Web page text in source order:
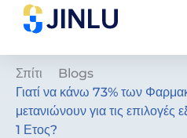
Σπίτι
Blogs
Γιατί να κάνω 73% των
μετανιώνουν για τις
1 Ετος?